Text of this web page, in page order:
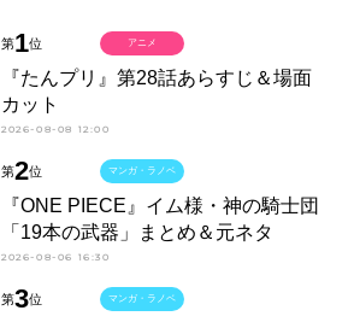
第1位
『たんプリ』第28話あらすじ＆場面
カット
2026-08-08 12:00
アニメ
第2位
『ONE PIECE』イム様・神の騎士団
「19本の武器」まとめ＆元ネタ
2026-08-06 16:30
マンガ・ラノベ
第3位 マンガ・ラノベ